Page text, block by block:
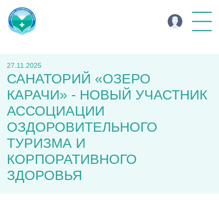
27.11.2025
САНАТОРИЙ «ОЗЕРО
КАРАЧИ» - НОВЫЙ УЧАСТНИК
АССОЦИАЦИИ
ОЗДОРОВИТЕЛЬНОГО
ТУРИЗМА И
КОРПОРАТИВНОГО
ЗДОРОВЬЯ